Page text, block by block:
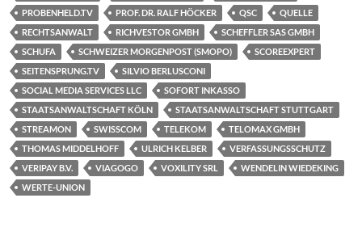
PROBENHELD.TV
PROF. DR. RALF HÖCKER QSC
QUELLE
RECHTSANWALT
RICHVESTOR GMBH
SCHEFFLER SAS GMBH
SCHUFA
SCHWEIZER MORGENPOST (SMOPO)
SCOREEXPERT
SEITENSPRUNG.TV
SILVIO BERLUSCONI
SOCIAL MEDIA SERVICES LLC
SOFORT INKASSO
STAATSANWALTSCHAFT KÖLN
STAATSANWALTSCHAFT STUTTGART
STREAMON
SWISSCOM TELEKOM
TELOMAX GMBH
THOMAS MIDDELHOFF
ULRICH KELBER
VERFASSUNGSSCHUTZ
VERIPAY B.V.
VIAGOGO VOXILITY SRL
WENDELIN WIEDEKING
WERTE-UNION